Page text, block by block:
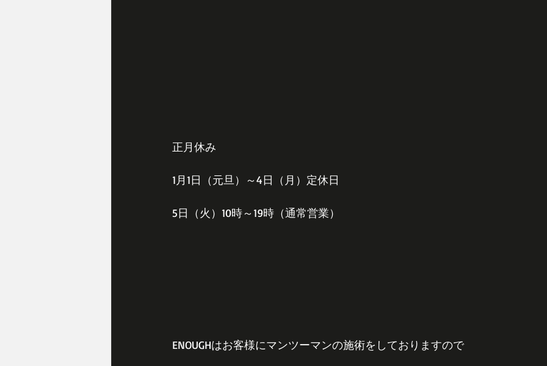
正月休み
1月1日（元旦）～4日（月）定休日
5日（火）10時～19時（通常営業）
ENOUGHはお客様にマンツーマンの施術をしておりますので